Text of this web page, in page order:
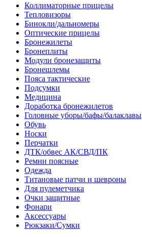
Коллиматорные прицелы
Тепловизоры
Бинокли/дальномеры
Оптические прицелы
Бронежилеты
Бронеплиты
Модули бронезащиты
Бронешлемы
Пояса тактические
Подсумки
Медицина
Доработка бронежилетов
Головные уборы/бафы/балаклавы
Обувь
Носки
Перчатки
ДТК/обвес АК/СВД/ПК
Ремни поясные
Одежда
Титановые патчи и шевроны
Для пулеметчика
Очки защитные
Фонари
Аксессуары
Рюкзаки/Сумки